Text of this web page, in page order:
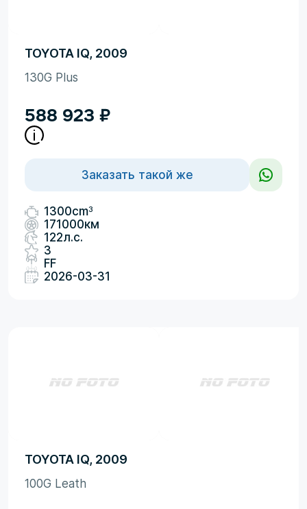
TOYOTA IQ, 2009
130G Plus
588 923 ₽
Заказать такой же
1300cm3
171000км
122л.с.
3
FF
2026-03-31
TOYOTA IQ, 2009
100G Leath